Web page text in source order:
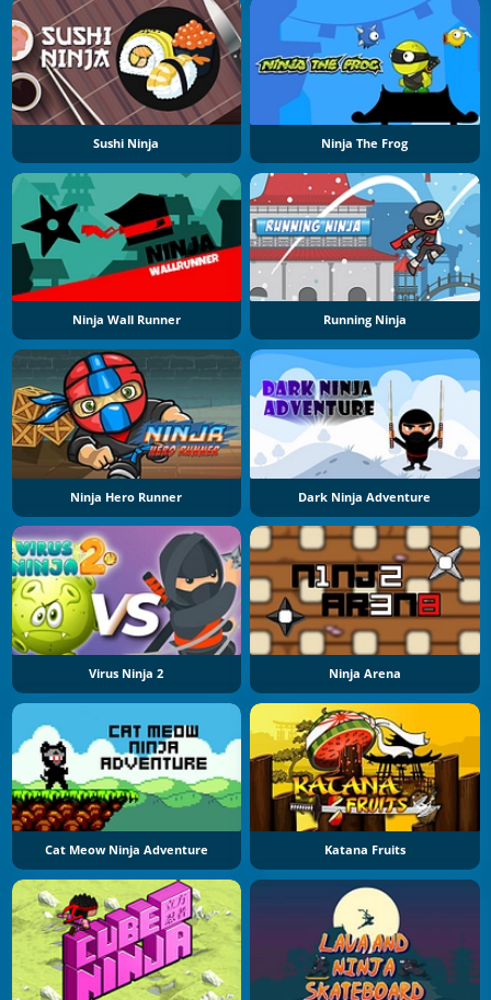
Sushi Ninja Ninja The Frog
Ninja Wall Runner Running Ninja
Ninja Hero Runner Dark Ninja Adventure
Virus Ninja 2 Ninja Arena
Cat Meow Ninja Adventure Katana Fruits